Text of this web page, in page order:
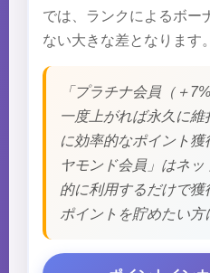
では、ランクによるボー
ない大きな差となります。
「プラチナ会員（＋
一度上がれば永久に
に効率的なポイント
ヤモンド会員」はネ
的に利用するだけで
ポイントを貯めたい方